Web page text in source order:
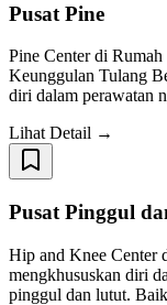
Pusat Pine
Pine Center di
Keunggulan Tulang
diri dalam perawatan
Lihat Detail →
Pusat Pinggul
Hip and Knee Center
mengkhususkan diri
pinggul dan lutut.